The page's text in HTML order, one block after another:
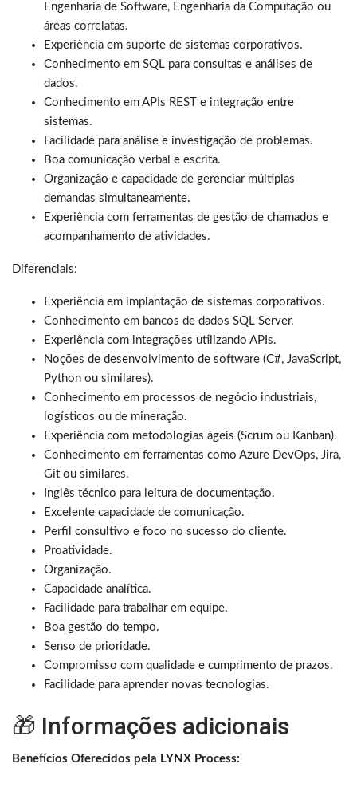
Engenharia de Software, Engenharia da Computação ou
áreas correlatas.
Experiência em suporte de sistemas corporativos.
Conhecimento em SQL para consultas e análises de
dados.
Conhecimento em APIs REST e integração entre
sistemas.
Facilidade para análise e investigação de problemas.
Boa comunicação verbal e escrita.
Organização e capacidade de gerenciar múltiplas
demandas simultaneamente.
Experiência com ferramentas de gestão de chamados e
acompanhamento de atividades.
Diferenciais:
Experiência em implantação de sistemas corporativos.
Conhecimento em bancos de dados SQL Server.
Experiência com integrações utilizando APIs.
Noções de desenvolvimento de software (C#, JavaScript,
Python ou similares).
Conhecimento em processos de negócio industriais,
logísticos ou de mineração.
Experiência com metodologias ágeis (Scrum ou Kanban).
Conhecimento em ferramentas como Azure DevOps, Jira,
Git ou similares.
Inglês técnico para leitura de documentação.
Excelente capacidade de comunicação.
Perfil consultivo e foco no sucesso do cliente.
Proatividade.
Organização.
Capacidade analítica.
Facilidade para trabalhar em equipe.
Boa gestão do tempo.
Senso de prioridade.
Compromisso com qualidade e cumprimento de prazos.
Facilidade para aprender novas tecnologias.
🎁 Informações adicionais
Benefícios Oferecidos pela LYNX Process: